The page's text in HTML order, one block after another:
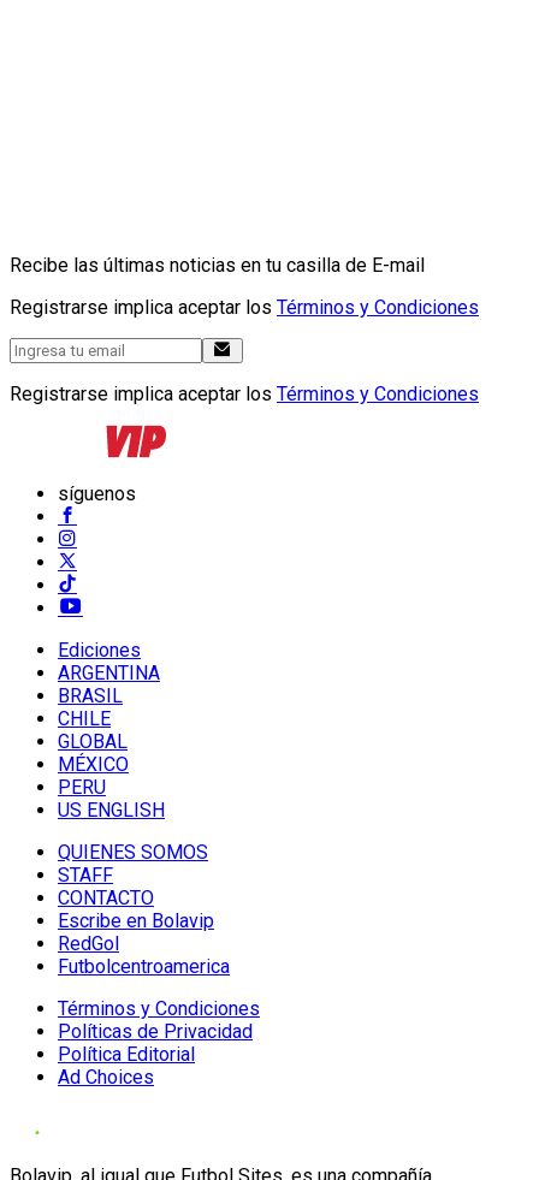
Recibe las últimas noticias en tu casilla de E-mail
Registrarse implica aceptar los Términos y Condiciones
Registrarse implica aceptar los Términos y Condiciones
síguenos
Ediciones
ARGENTINA
BRASIL
CHILE
GLOBAL
MÉXICO
PERU
US ENGLISH
QUIENES SOMOS
STAFF
CONTACTO
Escribe en Bolavip
RedGol
Futbolcentroamerica
Términos y Condiciones
Políticas de Privacidad
Política Editorial
Ad Choices